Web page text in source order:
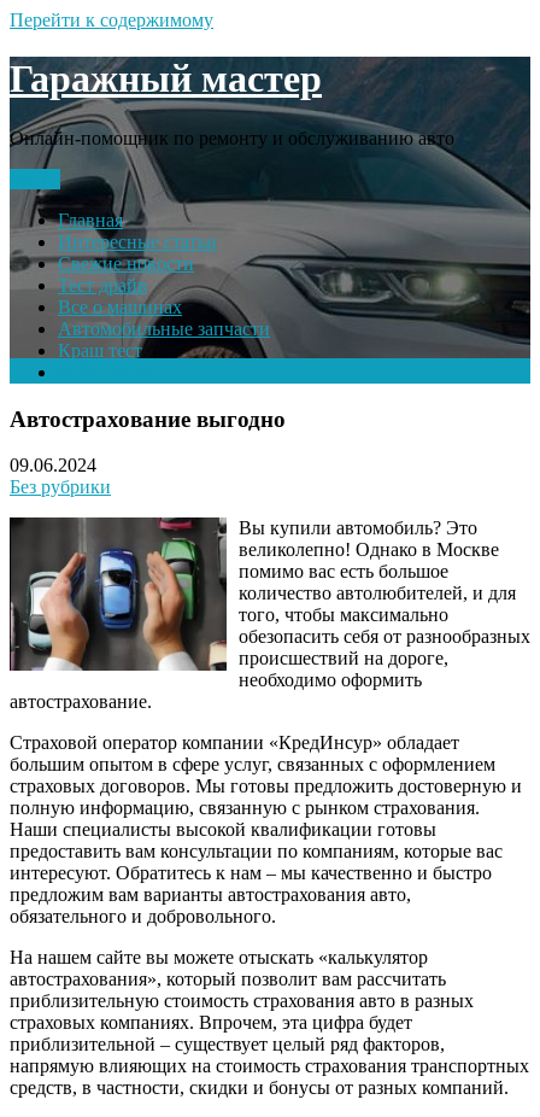
Перейти к содержимому
Гаражный мастер
Онлайн-помощник по ремонту и обслуживанию авто
Главная
Интересные статьи
Свежие новости
Тест драйв
Все о машинах
Автомобильные запчасти
Краш тест
Автострахование выгодно
09.06.2024
Без рубрики
Вы купили автомобиль? Это
великолепно! Однако в Москве
помимо вас есть большое
количество автолюбителей, и для
того, чтобы максимально
обезопасить себя от разнообразных
происшествий на дороге,
необходимо оформить
автострахование.
Страховой оператор компании «КредИнсур» обладает
большим опытом в сфере услуг, связанных с оформлением
страховых договоров. Мы готовы предложить достоверную и
полную информацию, связанную с рынком страхования.
Наши специалисты высокой квалификации готовы
предоставить вам консультации по компаниям, которые вас
интересуют. Обратитесь к нам – мы качественно и быстро
предложим вам варианты автострахования авто,
обязательного и добровольного.
На нашем сайте вы можете отыскать «калькулятор
автострахования», который позволит вам рассчитать
приблизительную стоимость страхования авто в разных
страховых компаниях. Впрочем, эта цифра будет
приблизительной – существует целый ряд факторов,
напрямую влияющих на стоимость страхования транспортных
средств, в частности, скидки и бонусы от разных компаний.